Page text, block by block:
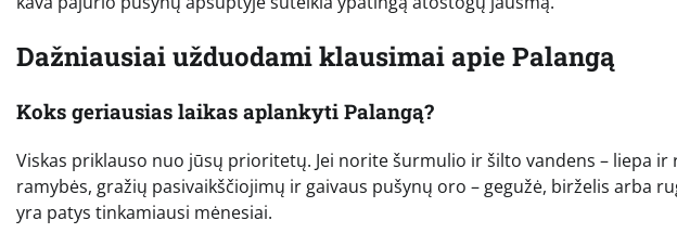
Dažniausiai užduodami klausimai apie Palangą
Koks geriausias laikas aplankyti Palangą?
Viskas priklauso nuo jūsų prioritetų. Jei norite šurmulio ir šilto vandens – liepa ir
ramybės, gražių pasivaikščiojimų ir gaivaus pušynų oro – gegužė, birželis arba
yra patys tinkamiausi mėnesiai.